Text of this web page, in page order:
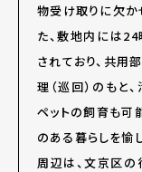
物受け取りに欠か
た、敷地内には
されており、共用
理（巡回）のもと
ペットの飼育も可
のある暮らしを愉
周辺は、文京区の